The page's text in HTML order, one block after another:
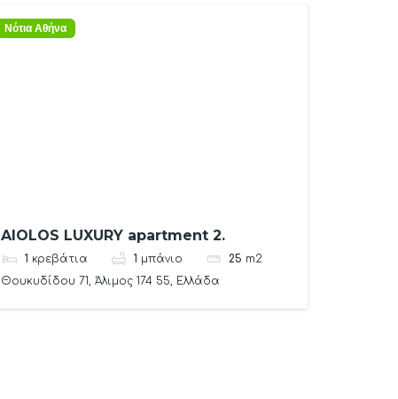
Νότια Αθήνα
AIOLOS LUXURY apartment 2.
1 κρεβάτια 1 μπάνιο 25 m2
Θουκυδίδου 71, Άλιμος 174 55, Ελλάδα